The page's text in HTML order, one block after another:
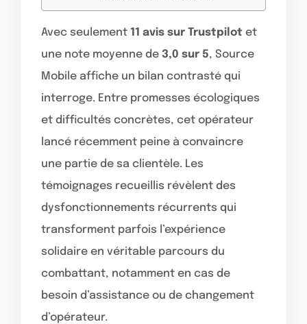
Avec seulement 11 avis sur Trustpilot et
une note moyenne de 3,0 sur 5, Source
Mobile affiche un bilan contrasté qui
interroge. Entre promesses écologiques
et difficultés concrètes, cet opérateur
lancé récemment peine à convaincre
une partie de sa clientèle. Les
témoignages recueillis révèlent des
dysfonctionnements récurrents qui
transforment parfois l’expérience
solidaire en véritable parcours du
combattant, notamment en cas de
besoin d’assistance ou de changement
d’opérateur.